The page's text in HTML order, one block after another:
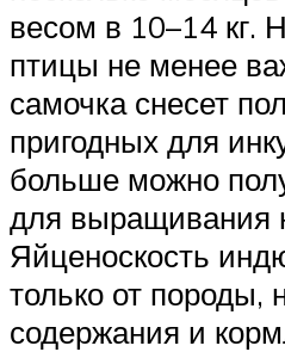
весом в 10–14 кг.
птицы не менее
самочка снесет
пригодных для
больше можно
для выращивания
Яйценоскость
только от породы,
содержания и